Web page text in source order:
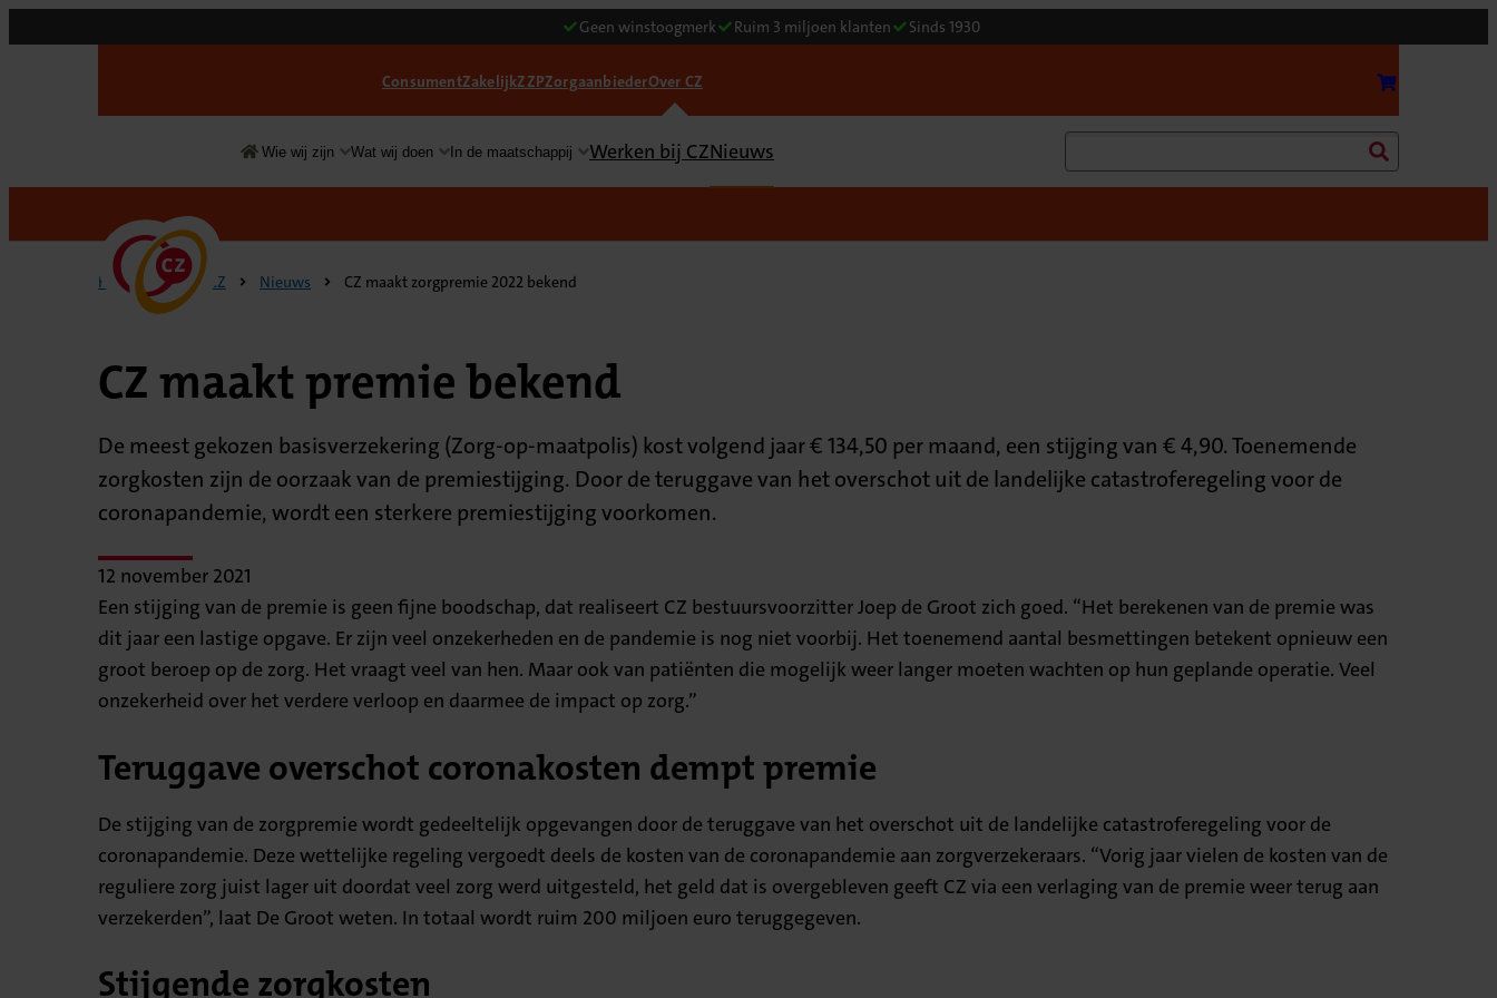
Geen winstoogmerk Ruim 3 miljoen klanten Sinds 1930
ConsumentZakelijkZZPZorgaanbiederOver CZ
Over
Wie wij zijn Wat wij doen In de maatschappij Werken bij CZNieuws
Home Over CZ Nieuws CZ maakt zorgpremie 2022 bekend
CZ maakt premie bekend
De meest gekozen basisverzekering (Zorg-op-maatpolis) kost volgend jaar € 134,50 per maand, een stijging van € 4,90. Toenemende
zorgkosten zijn de oorzaak van de premiestijging. Door de teruggave van het overschot uit de landelijke catastroferegeling voor de
coronapandemie, wordt een sterkere premiestijging voorkomen.
12 november 2021
Een stijging van de premie is geen fijne boodschap, dat realiseert CZ bestuursvoorzitter Joep de Groot zich goed. “Het berekenen van de premie was
dit jaar een lastige opgave. Er zijn veel onzekerheden en de pandemie is nog niet voorbij. Het toenemend aantal besmettingen betekent opnieuw een
groot beroep op de zorg. Het vraagt veel van hen. Maar ook van patiënten die mogelijk weer langer moeten wachten op hun geplande operatie. Veel
onzekerheid over het verdere verloop en daarmee de impact op zorg.”
Teruggave overschot coronakosten dempt premie
De stijging van de zorgpremie wordt gedeeltelijk opgevangen door de teruggave van het overschot uit de landelijke catastroferegeling voor de
coronapandemie. Deze wettelijke regeling vergoedt deels de kosten van de coronapandemie aan zorgverzekeraars. “Vorig jaar vielen de kosten van de
reguliere zorg juist lager uit doordat veel zorg werd uitgesteld, het geld dat is overgebleven geeft CZ via een verlaging van de premie weer terug aan
verzekerden”, laat De Groot weten. In totaal wordt ruim 200 miljoen euro teruggegeven.
Stijgende zorgkosten